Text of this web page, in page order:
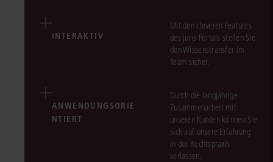
INTERAKTIV
Mit den cleveren Features
des juris Portals stellen Sie
den Wissenstransfer im
Team sicher.
ANWENDUNGSORIE
NTIERT
Durch die langjährige
Zusammenarbeit mit
unseren Kunden können Sie
sich auf unsere Erfahrung
in der Rechtspraxis
verlassen.